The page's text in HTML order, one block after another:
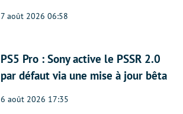
7 août 2026 06:58
PS5 Pro : Sony active le PSSR 2.0
par défaut via une mise à jour bêta
6 août 2026 17:35